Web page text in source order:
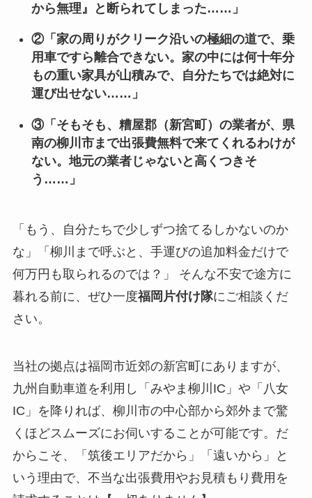
から無理』と断られてしまった……」
②「家の周りがクリーク沿いの極細の道で、乗
用車ですら離合できない。家の中には何十年分
もの重い家具が山積みで、自分たちでは絶対に
運び出せない……」
③「そもそも、糟屋郡（新宮町）の業者が、県
南の柳川市まで出張費無料で来てくれるわけが
ない。地元の業者じゃないと高くつきそ
う……」
「もう、自分たちで少しずつ捨てるしかないのか
な」「柳川まで呼ぶと、手運びの追加料金だけで
何万円も取られるのでは？」 そんな不安で途方に
暮れる前に、ぜひ一度福岡片付け隊にご相談くだ
さい。
当社の拠点は福岡市近郊の新宮町にありますが、
九州自動車道を利用し「みやま柳川IC」や「八女
IC」を降りれば、柳川市の中心部から郊外まで驚
くほどスムーズにお伺いすることが可能です。だ
からこそ、「筑後エリアだから」「遠いから」と
いう理由で、不当な出張費用やお見積もり費用を